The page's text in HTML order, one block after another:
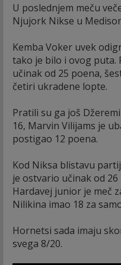
U poslednjem meču
Njujork Nikse u
Kemba Voker uvek
tako je bilo i ovog puta.
učinak od 25 poena,
četiri ukradene lopte.
Pratili su ga još
16, Marvin Vilijams je
postigao 12 poena.
Kod Niksa blistavu
je ostvario učinak od
Hardavej junior je meč
Nilikina imao 18 za
Hornetsi sada imaju
svega 8/20.